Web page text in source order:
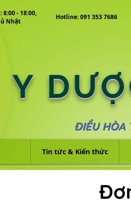
- 18:00,
Nhật
Hotline: 091 353 7686
Y
ĐIỀU HÒA
Tin tức & Kiến thức